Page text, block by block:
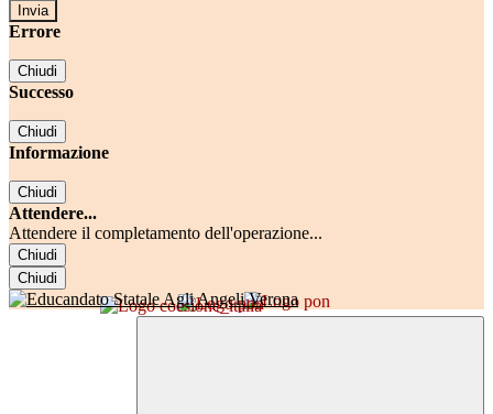
Errore
Chiudi
Successo
Chiudi
Informazione
Chiudi
Attendere...
Attendere il completamento dell'operazione...
Chiudi
Chiudi